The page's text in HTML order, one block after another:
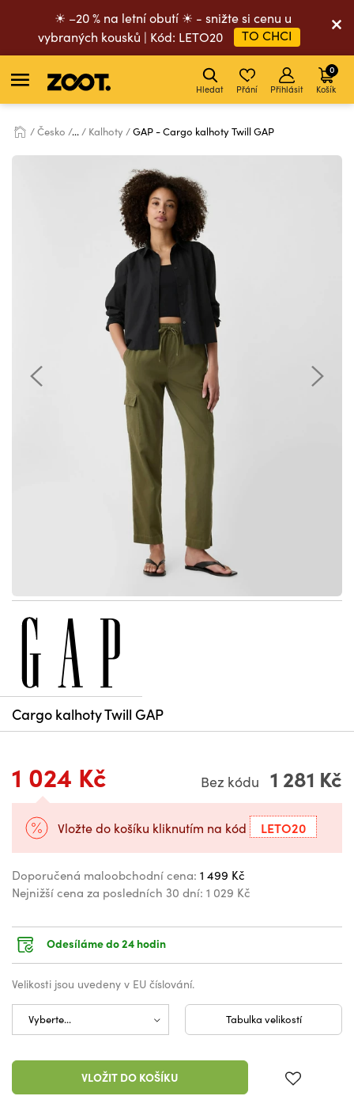
☀ –20 % na letní obutí ☀ - snižte si cenu u
vybraných kousků | Kód: LETO20
TO CHCI
Hledat Přání Přihlásit Košík
0
Česko ... Kalhoty GAP - Cargo kalhoty Twill GAP
Cargo kalhoty Twill GAP
1 024 Kč Bez kódu 1 281 Kč
Vložte do košíku kliknutím na kód LETO20
Doporučená maloobchodní cena: 1 499 Kč
Nejnižší cena za posledních 30 dní: 1 029 Kč
Odesíláme do 24 hodin
Velikosti jsou uvedeny v EU číslování.
Tabulka velikostí
VLOŽIT DO KOŠÍKU